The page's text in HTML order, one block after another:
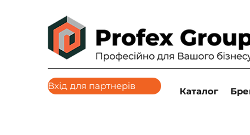
Вхід для партнерів Каталог